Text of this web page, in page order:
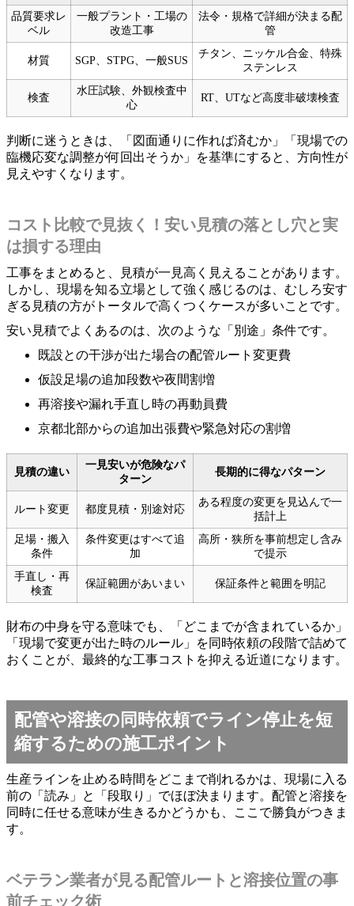
品質要求レ
ベル
一般プラント・工場の
改造工事
法令・規格で詳細が決まる配
管
材質 SGP、STPG、一般SUS
チタン、ニッケル合金、特殊
ステンレス
検査
水圧試験、外観検査中
心
RT、UTなど高度非破壊検査
判断に迷うときは、「図面通りに作れば済むか」「現場での
臨機応変な調整が何回出そうか」を基準にすると、方向性が
見えやすくなります。
コスト比較で見抜く！安い見積の落とし穴と実
は損する理由
工事をまとめると、見積が一見高く見えることがあります。
しかし、現場を知る立場として強く感じるのは、むしろ安す
ぎる見積の方がトータルで高くつくケースが多いことです。
安い見積でよくあるのは、次のような「別途」条件です。
既設との干渉が出た場合の配管ルート変更費
仮設足場の追加段数や夜間割増
再溶接や漏れ手直し時の再動員費
京都北部からの追加出張費や緊急対応の割増
見積の違い
一見安いが危険なパ
ターン
長期的に得なパターン
ルート変更 都度見積・別途対応
ある程度の変更を見込んで一
括計上
足場・搬入
条件
条件変更はすべて追
加
高所・狭所を事前想定し含み
で提示
手直し・再
検査
保証範囲があいまい 保証条件と範囲を明記
財布の中身を守る意味でも、「どこまでが含まれているか」
「現場で変更が出た時のルール」を同時依頼の段階で詰めて
おくことが、最終的な工事コストを抑える近道になります。
配管や溶接の同時依頼でライン停止を短
縮するための施工ポイント
生産ラインを止める時間をどこまで削れるかは、現場に入る
前の「読み」と「段取り」でほぼ決まります。配管と溶接を
同時に任せる意味が生きるかどうかも、ここで勝負がつきま
す。
ベテラン業者が見る配管ルートと溶接位置の事
前チェック術